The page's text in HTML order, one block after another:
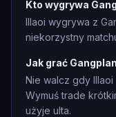
Kto wygrywa
Illaoi wygrywa z
niekorzystny
Jak grać
Nie walcz gdy
Wymuś trade
użyje ulta.